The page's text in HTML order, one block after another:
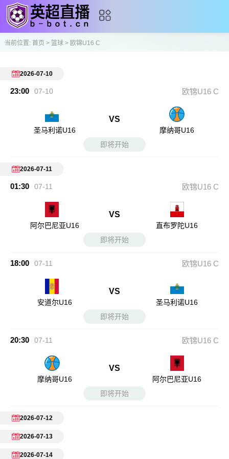
当前位置: 首页 > 篮球> 欧锦U16 C
2026-07-10
23:00 07-10 欧锦U16 C
圣马利诺U16
VS
摩纳哥U16
即将开始
2026-07-11
01:30 07-11 欧锦U16 C
阿尔巴尼亚U16
VS
直布罗陀U16
即将开始
18:00 07-11 欧锦U16 C
安道尔U16
VS
圣马利诺U16
即将开始
20:30 07-11 欧锦U16 C
摩纳哥U16
VS
阿尔巴尼亚U16
即将开始
2026-07-12
2026-07-13
2026-07-14